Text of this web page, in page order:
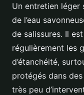
Un entretien léger
de l’eau
de salissures. Il
régulièrement les
d’étanchéité,
protégés dans
très peu